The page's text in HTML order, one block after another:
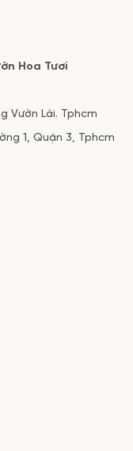
Hoa Tươi
Vườn Lài. Tphcm
1, Quận 3, Tphcm